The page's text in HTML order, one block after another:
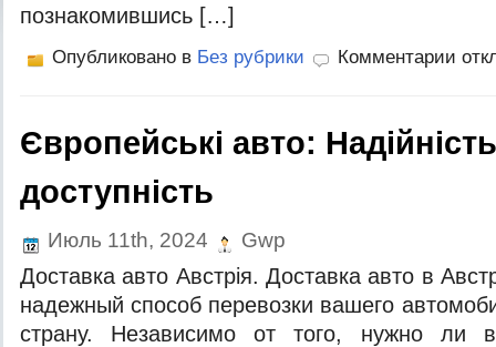
познакомившись […]
Опубликовано в Без рубрики Комментарии
Європейські авто:
доступність
Июль 11th, 2024 Gwp
Доставка авто Австрiя. Доставка авто в
надежный способ перевозки вашего
страну. Независимо от того, нужно ли